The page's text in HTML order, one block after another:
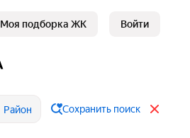
Моя подборка ЖК Войти
Район Сохранить поиск